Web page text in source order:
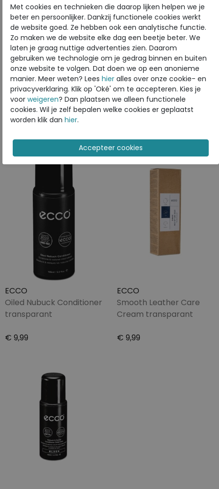
ECCO
Toon alles vanECCO
Naar allecrèmes
Naar alleECCO crèmes
Is dit iets voor u?
ECCO
Oiled Nubuck Conditioner
transparant
€ 9,99
ECCO
Smooth Leather Care
Cream transparant
€ 9,99
Met cookies en technieken die daarop lijken helpen we je
beter en persoonlijker. Dankzij functionele cookies werkt
de website goed. Ze hebben ook een analytische functie.
Zo maken we de website elke dag een beetje beter. We
laten je graag nuttige advertenties zien. Daarom
gebruiken we technologie om je gedrag binnen en buiten
onze website te volgen. Dat doen we op een anonieme
manier. Meer weten? Lees hier alles over onze cookie- en
privacyverklaring. Klik op 'Oké' om te accepteren. Kies je
voor weigeren? Dan plaatsen we alleen functionele
cookies. Wil je zelf bepalen welke cookies er geplaatst
worden klik dan hier.